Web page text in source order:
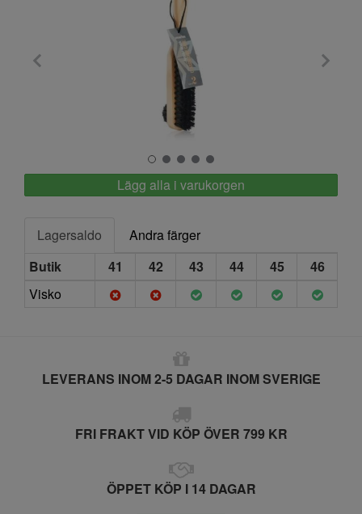
Springyard
Lägg alla i varukorgen
Lagersaldo
Andra färger
Butik
41 42 43 44 45
46
Visko
LEVERANS INOM 2-5 DAGAR INOM SVERIGE
FRI FRAKT VID KÖP ÖVER 799 KR
ÖPPET KÖP I 14 DAGAR